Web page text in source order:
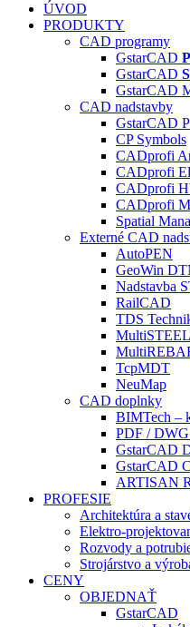
ÚVOD
PRODUKTY
CAD programy
GstarCAD
GstarCAD
GstarCAD
CAD nadstavby
GstarCAD
CP Symbols
CADprofi
CADprofi
CADprofi
CADprofi
Spatial
Externé CAD
AutoPEN
GeoWin
Nadstavba
RailCAD
TDS
MultiSTEEL
TcpMDT
NeuMap
CAD doplnky
BIMTech –
PDF /
GstarCAD
GstarCAD
ARTISAN
PROFESIE
Architektúra a
Elektro-
Rozvody a
Strojárstvo a
CENY
OBJEDNAŤ
GstarCAD